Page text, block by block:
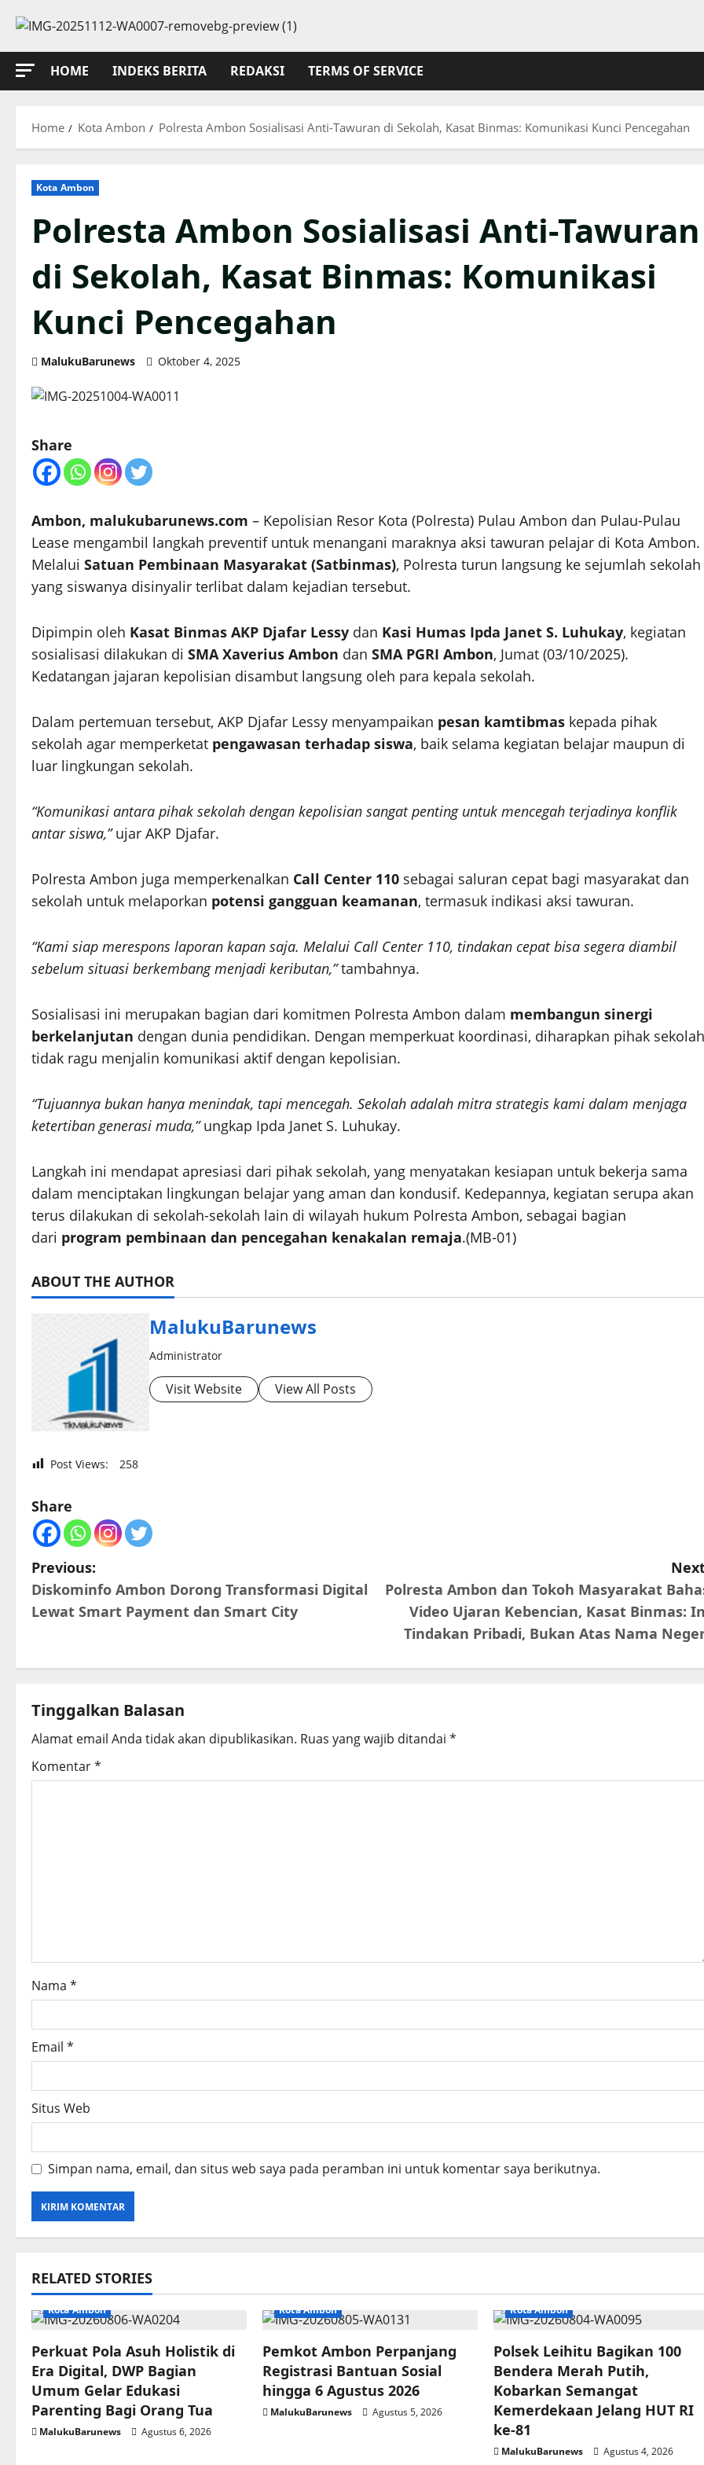
content
HOME
INDEKS BERITA REDAKSI TERMS OF SERVICE
Home Kota Ambon Polresta Ambon Sosialisasi Anti-Tawuran di Sekolah, Kasat Binmas: Komunikasi Kunci Pencegahan
Kota Ambon
Polresta Ambon Sosialisasi Anti-Tawuran
di Sekolah, Kasat Binmas: Komunikasi
Kunci Pencegahan
MalukuBarunews Oktober 4, 2025
Share
Ambon, malukubarunews.com – Kepolisian Resor Kota (Polresta) Pulau Ambon dan Pulau-Pulau
Lease mengambil langkah preventif untuk menangani maraknya aksi tawuran pelajar di Kota Ambon.
Melalui Satuan Pembinaan Masyarakat (Satbinmas), Polresta turun langsung ke sejumlah sekolah
yang siswanya disinyalir terlibat dalam kejadian tersebut.
Dipimpin oleh Kasat Binmas AKP Djafar Lessy dan Kasi Humas Ipda Janet S. Luhukay, kegiatan
sosialisasi dilakukan di SMA Xaverius Ambon dan SMA PGRI Ambon, Jumat (03/10/2025).
Kedatangan jajaran kepolisian disambut langsung oleh para kepala sekolah.
Dalam pertemuan tersebut, AKP Djafar Lessy menyampaikan pesan kamtibmas kepada pihak
sekolah agar memperketat pengawasan terhadap siswa, baik selama kegiatan belajar maupun di
luar lingkungan sekolah.
“Komunikasi antara pihak sekolah dengan kepolisian sangat penting untuk mencegah terjadinya konflik
antar siswa,”ujar AKP Djafar.
Polresta Ambon juga memperkenalkan Call Center 110 sebagai saluran cepat bagi masyarakat dan
sekolah untuk melaporkan potensi gangguan keamanan, termasuk indikasi aksi tawuran.
“Kami siap merespons laporan kapan saja. Melalui Call Center 110, tindakan cepat bisa segera diambil
sebelum situasi berkembang menjadi keributan,”tambahnya.
Sosialisasi ini merupakan bagian dari komitmen Polresta Ambon dalam membangun sinergi
berkelanjutan dengan dunia pendidikan. Dengan memperkuat koordinasi, diharapkan pihak sekolah
tidak ragu menjalin komunikasi aktif dengan kepolisian.
“Tujuannya bukan hanya menindak, tapi mencegah. Sekolah adalah mitra strategis kami dalam menjaga
ketertiban generasi muda,”ungkap Ipda Janet S. Luhukay.
Langkah ini mendapat apresiasi dari pihak sekolah, yang menyatakan kesiapan untuk bekerja sama
dalam menciptakan lingkungan belajar yang aman dan kondusif. Kedepannya, kegiatan serupa akan
terus dilakukan di sekolah-sekolah lain di wilayah hukum Polresta Ambon, sebagai bagian
dari program pembinaan dan pencegahan kenakalan remaja.(MB-01)
ABOUT THE AUTHOR
MalukuBarunews
Administrator
Visit Website View All Posts
Post Views: 258
Share
P
o
t
n
a
v
o
n
Previous:
Diskominfo Ambon Dorong Transformasi Digital
Lewat Smart Payment dan Smart City
Polresta Ambon dan Tokoh Masyarakat
Video Ujaran Kebencian, Kasat Binmas:
Tindakan Pribadi, Bukan Atas Nama
Tinggalkan Balasan
Alamat email Anda tidak akan dipublikasikan. Ruas yang wajib ditandai *
Komentar*
Nama *
Email *
Situs Web
Simpan nama, email, dan situs web saya pada peramban ini untuk komentar saya berikutnya.
RELATED STORIES
Kota Ambon
Perkuat Pola Asuh Holistik di
Era Digital, DWP Bagian
Umum Gelar Edukasi
Parenting Bagi Orang Tua
MalukuBarunews Agustus 6, 2026
Kota Ambon
Pemkot Ambon Perpanjang
Registrasi Bantuan Sosial
hingga 6 Agustus 2026
MalukuBarunews Agustus 5, 2026
Kota Ambon
Polsek Leihitu Bagikan 100
Bendera Merah Putih,
Kobarkan Semangat
Kemerdekaan Jelang HUT RI
ke-81
MalukuBarunews Agustus 4, 2026